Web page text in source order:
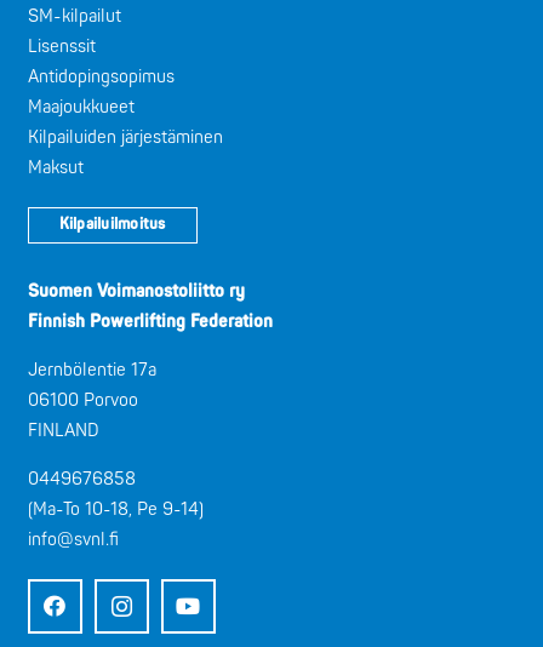
SM-kilpailut
Lisenssit
Antidopingsopimus
Maajoukkueet
Kilpailuiden järjestäminen
Maksut
Kilpailuilmoitus
Suomen Voimanostoliitto ry
Finnish Powerlifting Federation
Jernbölentie 17a
06100 Porvoo
FINLAND
0449676858
(Ma-To 10-18, Pe 9-14)
info@svnl.fi